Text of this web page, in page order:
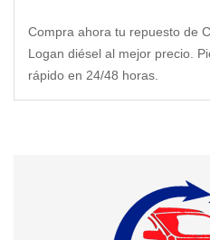
Compra ahora tu repuesto de
Logan diésel al mejor precio.
rápido en 24/48 horas.